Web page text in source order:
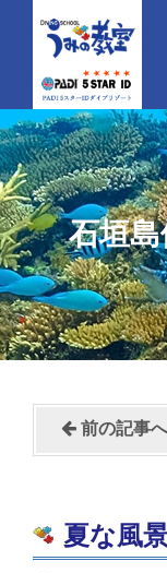
石垣
前の記事へ
夏な風